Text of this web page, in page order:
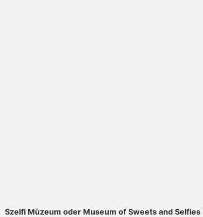
Szelfi Mùzeum oder Museum of Sweets and Selfies